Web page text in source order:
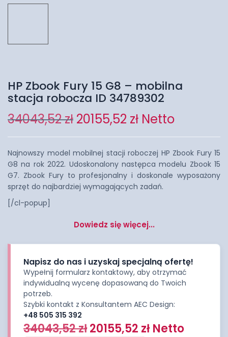
HP Zbook Fury 15 G8 – mobilna
stacja robocza ID 34789302
34043,52zł 20155,52 zł Netto
Najnowszy model mobilnej stacji roboczej HP Zbook Fury 15
G8 na rok 2022. Udoskonalony następca modelu Zbook 15
G7. Zbook Fury to profesjonalny i doskonale wyposażony
sprzęt do najbardziej wymagających zadań.
[/cl-popup]
Dowiedz się więcej...
Napisz do nas i uzyskaj specjalną ofertę!
Wypełnij formularz kontaktowy, aby otrzymać
indywidualną wycenę dopasowaną do Twoich
potrzeb.
Szybki kontakt z Konsultantem AEC Design:
+48 505 315 392
34043,52zł20155,52 zł Netto